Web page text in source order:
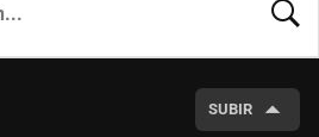
SUBIR